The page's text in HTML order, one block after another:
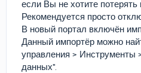
если Вы не хотите потерять
Рекомендуется просто
В новый портал включён
Данный импортёр можно
управления > Инструменты
данных".